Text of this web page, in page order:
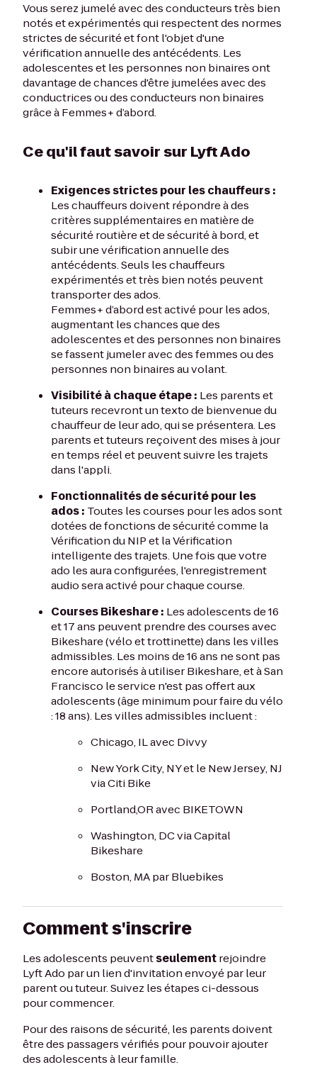
Vous serez jumelé avec des conducteurs très bien
notés et expérimentés qui respectent des normes
strictes de sécurité et font l'objet d'une
vérification annuelle des antécédents. Les
adolescentes et les personnes non binaires ont
davantage de chances d'être jumelées avec des
conductrices ou des conducteurs non binaires
grâce à Femmes+ d’abord.
Ce qu'il faut savoir sur Lyft Ado
Exigences strictes pour les chauffeurs :
Les chauffeurs doivent répondre à des
critères supplémentaires en matière de
sécurité routière et de sécurité à bord, et
subir une vérification annuelle des
antécédents. Seuls les chauffeurs
expérimentés et très bien notés peuvent
transporter des ados.
Femmes+ d’abord est activé pour les ados,
augmentant les chances que des
adolescentes et des personnes non binaires
se fassent jumeler avec des femmes ou des
personnes non binaires au volant.
Visibilité à chaque étape : Les parents et
tuteurs recevront un texto de bienvenue du
chauffeur de leur ado, qui se présentera. Les
parents et tuteurs reçoivent des mises à jour
en temps réel et peuvent suivre les trajets
dans l'appli.
Fonctionnalités de sécurité pour les
ados : Toutes les courses pour les ados sont
dotées de fonctions de sécurité comme la
Vérification du NIP et la Vérification
intelligente des trajets. Une fois que votre
ado les aura configurées, l'enregistrement
audio sera activé pour chaque course.
Courses Bikeshare : Les adolescents de 16
et 17 ans peuvent prendre des courses avec
Bikeshare (vélo et trottinette) dans les villes
admissibles. Les moins de 16 ans ne sont pas
encore autorisés à utiliser Bikeshare, et à San
Francisco le service n'est pas offert aux
adolescents (âge minimum pour faire du vélo
: 18 ans). Les villes admissibles incluent :
Chicago, IL avec Divvy
New York City, NY et le New Jersey, NJ
via Citi Bike
Portland,OR avec BIKETOWN
Washington, DC via Capital
Bikeshare
Boston, MA par Bluebikes
Comment s'inscrire
Les adolescents peuventseulementrejoindre
Lyft Ado par un lien d'invitation envoyé par leur
parent ou tuteur. Suivez les étapes ci-dessous
pour commencer.
Pour des raisons de sécurité, les parents doivent
être des passagers vérifiés pour pouvoir ajouter
des adolescents à leur famille.